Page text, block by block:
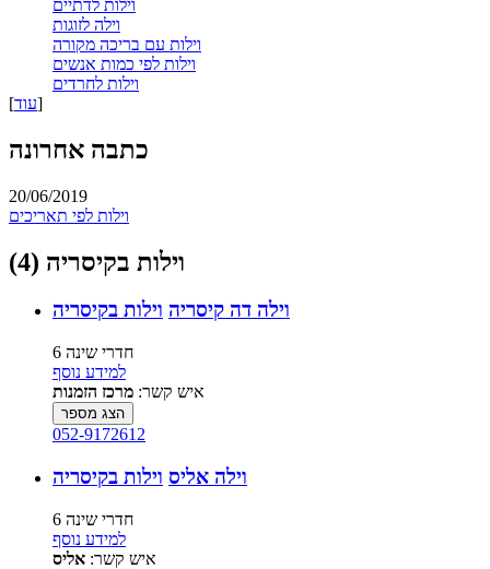
וילות לדתיים
וילה לזוגות
וילות עם בריכה מקורה
וילות לפי כמות אנשים
וילות לחרדים
[עוד]
כתבה אחרונה
20/06/2019
וילות לפי תאריכים
וילות בקיסריה (4)
וילה דה קיסריה וילות בקיסריה
6 חדרי שינה
למידע נוסף
איש קשר: מרכז הזמנות
הצג מספר
052-9172612
וילה אליס וילות בקיסריה
6 חדרי שינה
למידע נוסף
איש קשר: אליס